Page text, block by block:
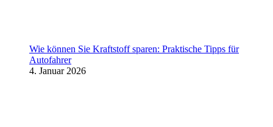
Wie können Sie Kraftstoff sparen: Praktische Tipps für
Autofahrer
4. Januar 2026